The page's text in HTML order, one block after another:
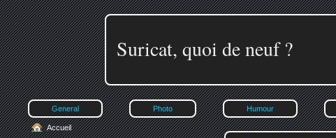
Suricat, quoi de neuf ?
General Photo Humour
Accueil